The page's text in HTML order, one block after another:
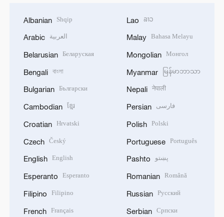
Albanian Shqip
Arabic العربية
Belarusian Беларуская
Bengali বাংলা
Bulgarian Български
Cambodian ខ្មែរ
Croatian Hrvatski
Czech Český
English English
Esperanto Esperanto
Filipino Filipino
French Français
Lao ລາວ
Malay Bahasa Melayu
Mongolian Монгол
Myanmar မြန်မာဘာသာ
Nepali नेपाली
Persian فارسی
Polish Polski
Portuguese Português
Pashto پښتو
Romanian Română
Russian Русский
Serbian Српски